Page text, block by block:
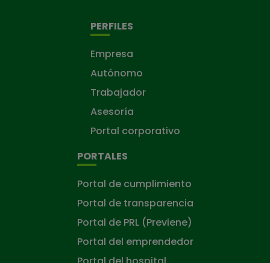
PERFILES
Empresa
Autónomo
Trabajador
Asesoría
Portal corporativo
PORTALES
Portal de cumplimiento
Portal de transparencia
Portal de PRL (Previene)
Portal del emprendedor